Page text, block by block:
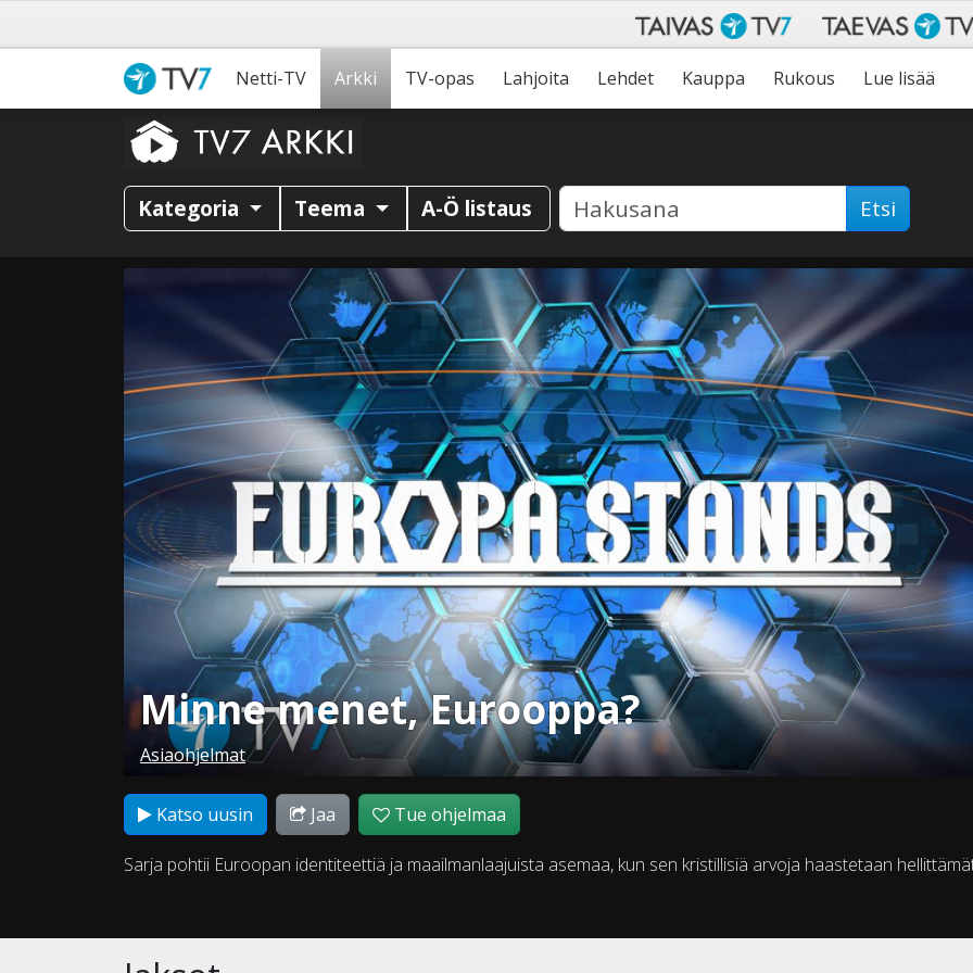
Netti-TV Arkki TV-opas Lahjoita Lehdet Kauppa Rukous Lue lisää
Kategoria Teema A-Ö listaus Etsi
Minne menet, Eurooppa?
Asiaohjelmat
Katso uusin Jaa Tue ohjelmaa
Sarja pohtii Euroopan identiteettiä ja maailmanlaajuista asemaa, kun sen kristillisiä arvoja haastetaan